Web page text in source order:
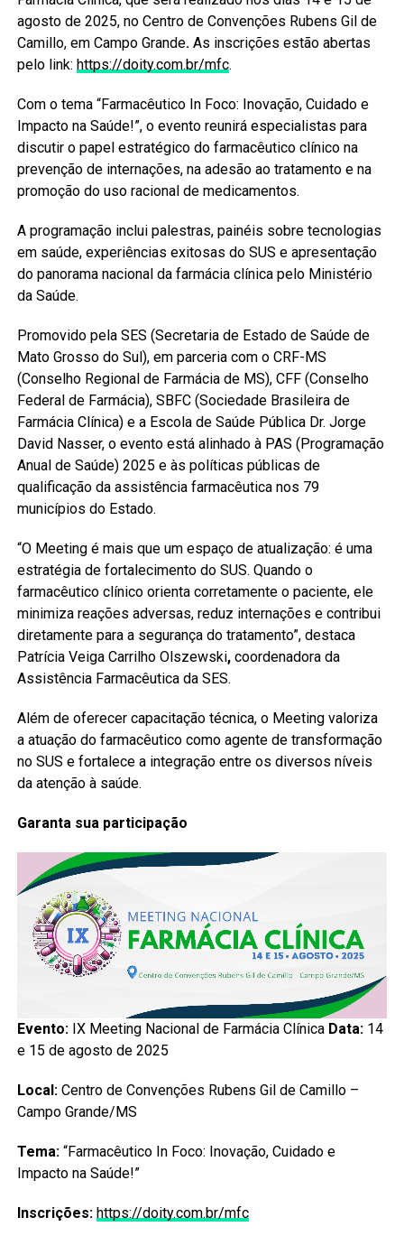
agosto de 2025, no Centro de Convenções Rubens Gil de
Camillo, em Campo Grande. As inscrições estão abertas
pelo link: https://doity.com.br/mfc.
Com o tema “Farmacêutico In Foco: Inovação, Cuidado e
Impacto na Saúde!”, o evento reunirá especialistas para
discutir o papel estratégico do farmacêutico clínico na
prevenção de internações, na adesão ao tratamento e na
promoção do uso racional de medicamentos.
A programação inclui palestras, painéis sobre tecnologias
em saúde, experiências exitosas do SUS e apresentação
do panorama nacional da farmácia clínica pelo Ministério
da Saúde.
Promovido pela SES (Secretaria de Estado de Saúde de
Mato Grosso do Sul), em parceria com o CRF-MS
(Conselho Regional de Farmácia de MS), CFF (Conselho
Federal de Farmácia), SBFC (Sociedade Brasileira de
Farmácia Clínica) e a Escola de Saúde Pública Dr. Jorge
David Nasser, o evento está alinhado à PAS (Programação
Anual de Saúde) 2025 e às políticas públicas de
qualificação da assistência farmacêutica nos 79
municípios do Estado.
“O Meeting é mais que um espaço de atualização: é uma
estratégia de fortalecimento do SUS. Quando o
farmacêutico clínico orienta corretamente o paciente, ele
minimiza reações adversas, reduz internações e contribui
diretamente para a segurança do tratamento”, destaca
Patrícia Veiga Carrilho Olszewski, coordenadora da
Assistência Farmacêutica da SES.
Além de oferecer capacitação técnica, o Meeting valoriza
a atuação do farmacêutico como agente de transformação
no SUS e fortalece a integração entre os diversos níveis
da atenção à saúde.
Garanta sua participação
Evento:IX Meeting Nacional de Farmácia Clínica Data:14
e 15 de agosto de 2025
Local:Centro de Convenções Rubens Gil de Camillo –
Campo Grande/MS
Tema:“Farmacêutico In Foco: Inovação, Cuidado e
Impacto na Saúde!”
Inscrições: https://doity.com.br/mfc